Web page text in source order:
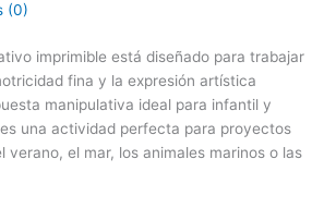
(0)
imprimible está diseñado para trabajar
fina y la expresión artística
manipulativa ideal para infantil y
una actividad perfecta para proyectos
verano, el mar, los animales marinos o las